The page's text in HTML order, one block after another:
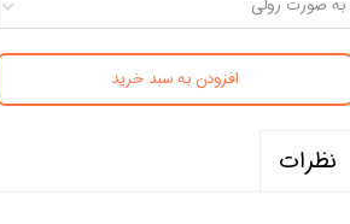
به صورت رولی
افزودن به سبد خرید
نظرات